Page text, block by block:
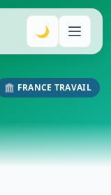
🌙
🏛️ FRANCE TRAVAIL